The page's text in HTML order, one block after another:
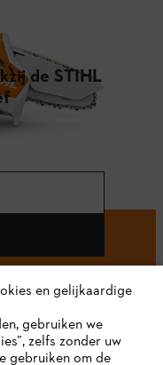
de STIHL
en gelijkaardige
gebruiken we
zelfs zonder uw
gebruiken om de